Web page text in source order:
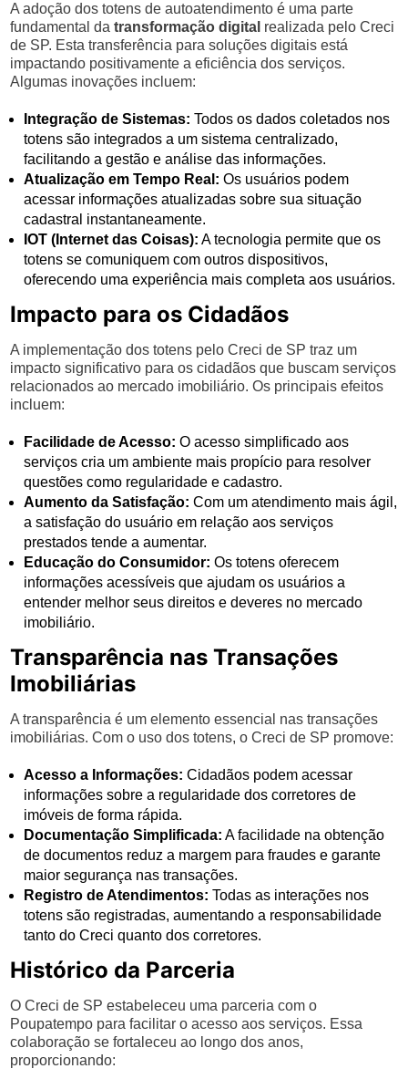
A adoção dos totens de autoatendimento é uma parte
fundamental datransformação digital realizada pelo Creci
de SP. Esta transferência para soluções digitais está
impactando positivamente a eficiência dos serviços.
Algumas inovações incluem:
Integração de Sistemas: Todos os dados coletados nos
totens são integrados a um sistema centralizado,
facilitando a gestão e análise das informações.
Atualização em Tempo Real: Os usuários podem
acessar informações atualizadas sobre sua situação
cadastral instantaneamente.
IOT (Internet das Coisas): A tecnologia permite que os
totens se comuniquem com outros dispositivos,
oferecendo uma experiência mais completa aos usuários.
Impacto para os Cidadãos
A implementação dos totens pelo Creci de SP traz um
impacto significativo para os cidadãos que buscam serviços
relacionados ao mercado imobiliário. Os principais efeitos
incluem:
Facilidade de Acesso: O acesso simplificado aos
serviços cria um ambiente mais propício para resolver
questões como regularidade e cadastro.
Aumento da Satisfação: Com um atendimento mais ágil,
a satisfação do usuário em relação aos serviços
prestados tende a aumentar.
Educação do Consumidor: Os totens oferecem
informações acessíveis que ajudam os usuários a
entender melhor seus direitos e deveres no mercado
imobiliário.
Transparência nas Transações
Imobiliárias
A transparência é um elemento essencial nas transações
imobiliárias. Com o uso dos totens, o Creci de SP promove:
Acesso a Informações: Cidadãos podem acessar
informações sobre a regularidade dos corretores de
imóveis de forma rápida.
Documentação Simplificada: A facilidade na obtenção
de documentos reduz a margem para fraudes e garante
maior segurança nas transações.
Registro de Atendimentos: Todas as interações nos
totens são registradas, aumentando a responsabilidade
tanto do Creci quanto dos corretores.
Histórico da Parceria
O Creci de SP estabeleceu uma parceria com o
Poupatempo para facilitar o acesso aos serviços. Essa
colaboração se fortaleceu ao longo dos anos,
proporcionando: